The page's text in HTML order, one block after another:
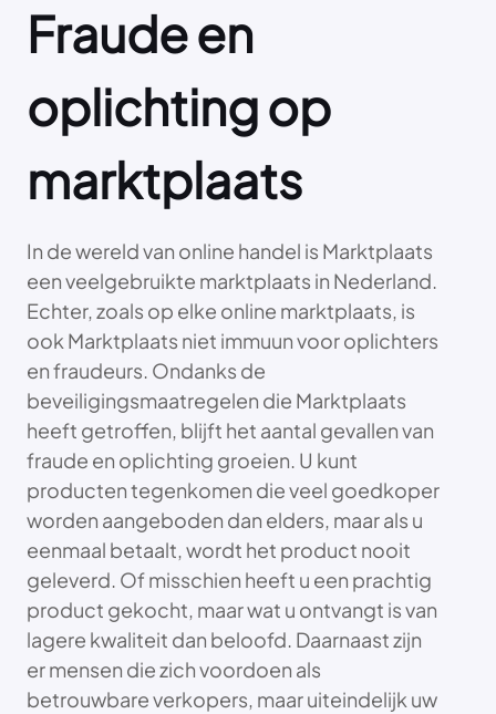
Fraude en
oplichting op
marktplaats
In de wereld van online handel is Marktplaats
een veelgebruikte marktplaats in Nederland.
Echter, zoals op elke online marktplaats, is
ook Marktplaats niet immuun voor oplichters
en fraudeurs. Ondanks de
beveiligingsmaatregelen die Marktplaats
heeft getroffen, blijft het aantal gevallen van
fraude en oplichting groeien. U kunt
producten tegenkomen die veel goedkoper
worden aangeboden dan elders, maar als u
eenmaal betaalt, wordt het product nooit
geleverd. Of misschien heeft u een prachtig
product gekocht, maar wat u ontvangt is van
lagere kwaliteit dan beloofd. Daarnaast zijn
er mensen die zich voordoen als
betrouwbare verkopers, maar uiteindelijk uw